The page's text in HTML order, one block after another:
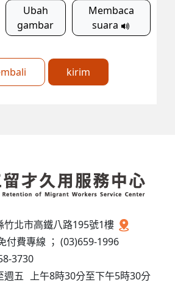
Ubah
gambar
Membaca
suara
kirim
竹北市高鐵八路195號1樓
付費專線 ； (03)659-1996
3730
週五 上午8時30分至下午5時30分